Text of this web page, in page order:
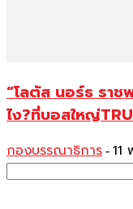
“โลตัส นอร์ธ ราช
ไง?ที่บอสใหญ่
กองบรรณาธิการ - 11